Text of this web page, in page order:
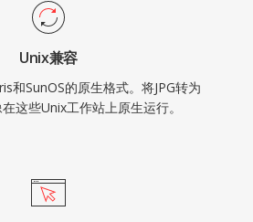
Unix兼容
和SunOS的原生格式。将JPG转为
这些Unix工作站上原生运行。